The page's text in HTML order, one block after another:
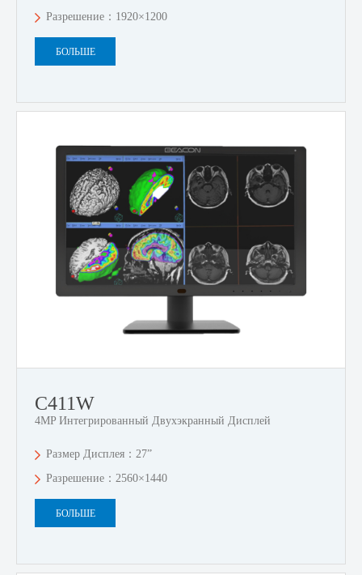
Разрешение：1920×1200
БОЛЬШЕ
C411W
4MP Интегрированный Двухэкранный Дисплей
Размер Дисплея：27”
Разрешение：2560×1440
БОЛЬШЕ